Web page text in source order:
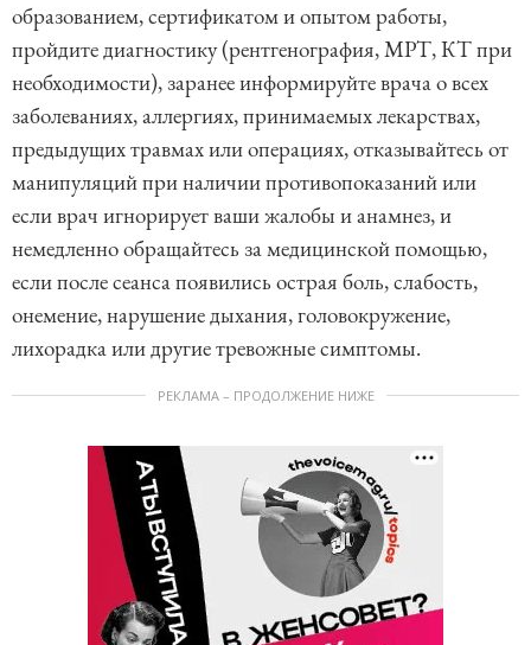
образованием, сертификатом и опытом работы,
пройдите диагностику (рентгенография, МРТ, КТ при
необходимости), заранее информируйте врача о всех
заболеваниях, аллергиях, принимаемых лекарствах,
предыдущих травмах или операциях, отказывайтесь от
манипуляций при наличии противопоказаний или
если врач игнорирует ваши жалобы и анамнез, и
немедленно обращайтесь за медицинской помощью,
если после сеанса появились острая боль, слабость,
онемение, нарушение дыхания, головокружение,
лихорадка или другие тревожные симптомы.
РЕКЛАМА – ПРОДОЛЖЕНИЕ НИЖЕ